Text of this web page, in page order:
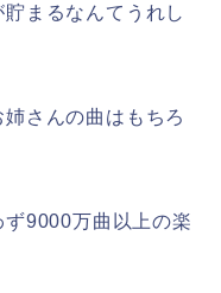
まるなんてうれし
さんの曲はもちろ
9000万曲以上の楽